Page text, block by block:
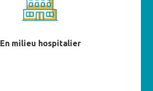
En milieu hospitalier
En savoir plus